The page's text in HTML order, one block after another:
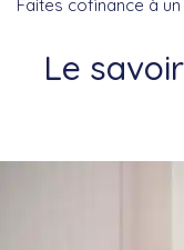
Faites cofinance à
Le